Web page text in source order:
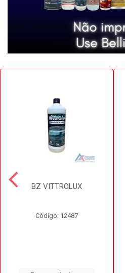
BZ VITTROLUX
Código: 12487